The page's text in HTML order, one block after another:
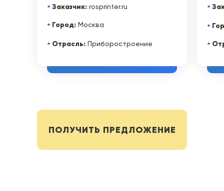
• Отрасль: Приборостроение
• Заказчик: rosprinter.ru
• Город: Москва
•
•
•
ПОЛУЧИТЬ ПРЕДЛОЖЕНИЕ